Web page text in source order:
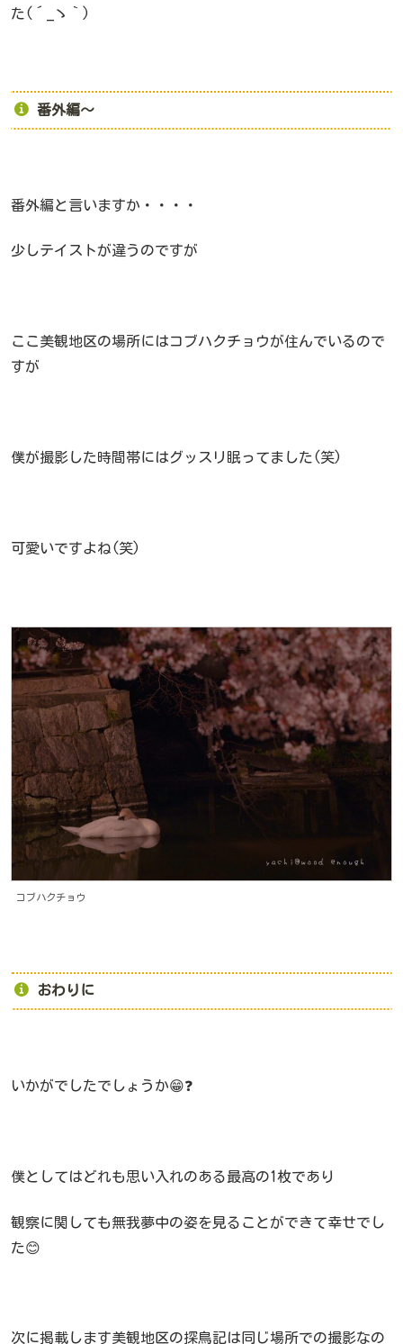
た(´_ゝ｀)
番外編～
番外編と言いますか・・・・
少しテイストが違うのですが
ここ美観地区の場所にはコブハクチョウが住んでいるので
すが
僕が撮影した時間帯にはグッスリ眠ってました(笑)
可愛いですよね(笑)
コブハクチョウ
おわりに
いかがでしたでしょうか😁❓
僕としてはどれも思い入れのある最高の1枚であり
観察に関しても無我夢中の姿を見ることができて幸せでし
た😊
次に掲載します美観地区の探鳥記は同じ場所での撮影なの